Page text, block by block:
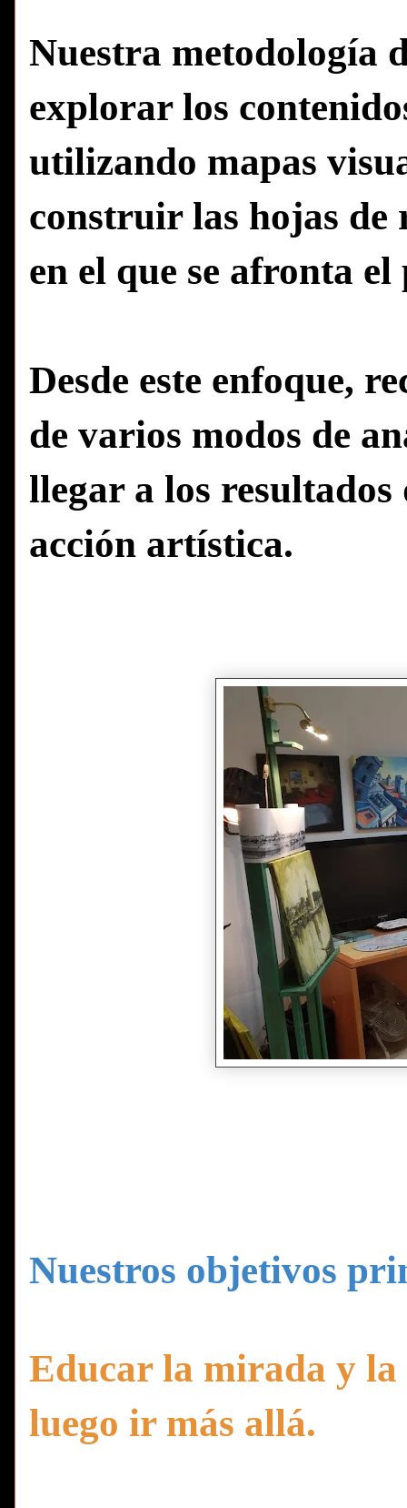
Nuestra metodología
explorar los
utilizando mapas
construir las hojas
en el que se afronta
Desde este enfoque,
de varios modos de
llegar a los
acción artística.
Nuestros objetivos
Educar la mirada y
luego ir más allá.